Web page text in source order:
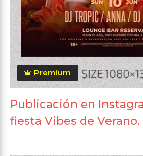
Premium
Publicación en
fiesta Vibes de Verano.